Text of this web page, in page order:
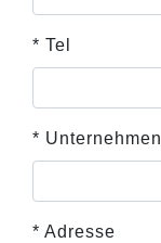
* Tel
* Unternehmen
* Adresse